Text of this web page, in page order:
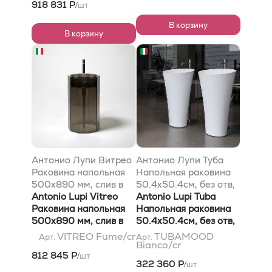
Cristalmood, осн мат,
цвет Fume
918 831 Р/шт
В корзину
основание прозр, цвет
Ocra
В корзину
Антонио Лупи Витрео
Раковина напольная
500х890 мм, слив в
пол, с самотечн дон
клап, сифон и трубой
для слива,
Кристалмуд,
основание прозр, цвет
Фуме
Antonio Lupi Vitreo
Раковина напольная
500х890 мм, слив в
пол, с самотечн дон
клап, сифон и трубой
для слива,
Арт. VITREO Fume/cr
812 845 Р/шт
Антонио Лупи Туба
Напольная раковина
50.4х50.4см, без отв,
без перелива, с д/
клапаном (хром),
сифоном, слив в пол,
мат-л: Флумуд, цвет:
белый
Antonio Lupi Tuba
Напольная раковина
50.4х50.4см, без отв,
без перелива, с д/
клапаном (хром),
мат-л: Flumood, цвет:
Арт. TUBAMOOD
Bianco/cr
322 360 Р/шт